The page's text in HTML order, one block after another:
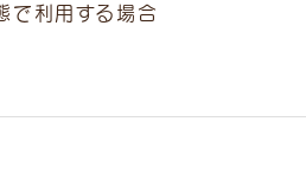
で利用する場合